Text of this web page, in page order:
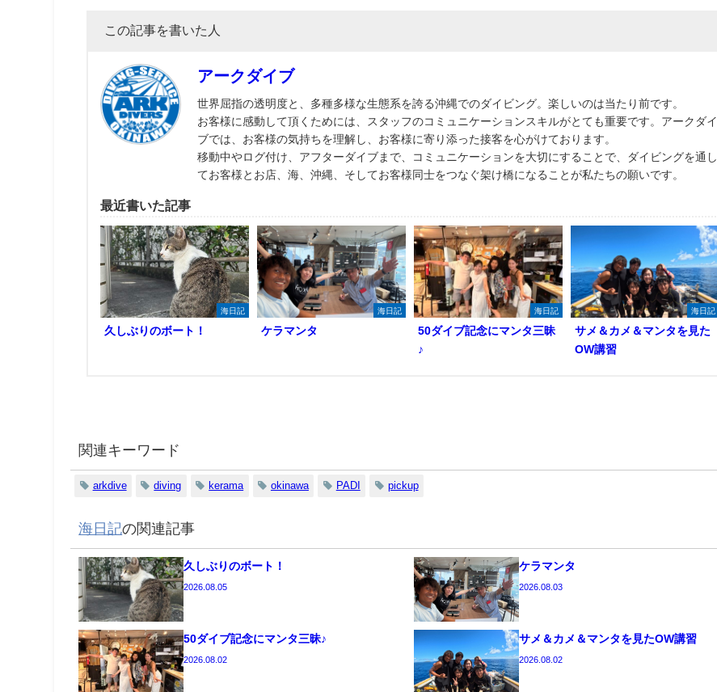
この記事を書いた人
アークダイブ
世界屈指の透明度と、多種多様な生態系を誇る沖縄でのダイビング。楽しいのは当たり前です。
お客様に感動して頂くためには、スタッフのコミュニケーションスキルがとても重要です。アークダイ
ブでは、お客様の気持ちを理解し、お客様に寄り添った接客を心がけております。
移動中やログ付け、アフターダイブまで、コミュニケーションを大切にすることで、ダイビングを通し
てお客様とお店、海、沖縄、そしてお客様同士をつなぐ架け橋になることが私たちの願いです。
最近書いた記事
海日記
久しぶりのボート！
海日記
ケラマンタ
海日記
50ダイブ記念にマンタ三昧
♪
海日記
サメ＆カメ＆マンタを見た
OW講習
関連キーワード
arkdive diving kerama okinawa PADI pickup
海日記の関連記事
久しぶりのボート！
2026.08.05
ケラマンタ
2026.08.03
50ダイブ記念にマンタ三昧♪
2026.08.02
サメ＆カメ＆マンタを見たOW講習
2026.08.02